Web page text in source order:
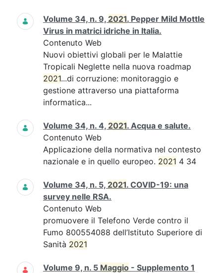
Volume 34, n. 9, 2021. Pepper Mild Mottle
Virus in matrici idriche in Italia.
Contenuto Web
Nuovi obiettivi globali per le Malattie
Tropicali Neglette nella nuova roadmap
2021...di corruzione: monitoraggio e
gestione attraverso una piattaforma
informatica...
Volume 34, n. 4, 2021. Acqua e salute.
Contenuto Web
Applicazione della normativa nel contesto
nazionale e in quello europeo. 2021 4 34
Volume 34, n. 5, 2021. COVID-19: una
survey nelle RSA.
Contenuto Web
promuovere il Telefono Verde contro il
Fumo 800554088 dell’Istituto Superiore di
Sanità 2021
Volume 9, n. 5 Maggio - Supplemento 1